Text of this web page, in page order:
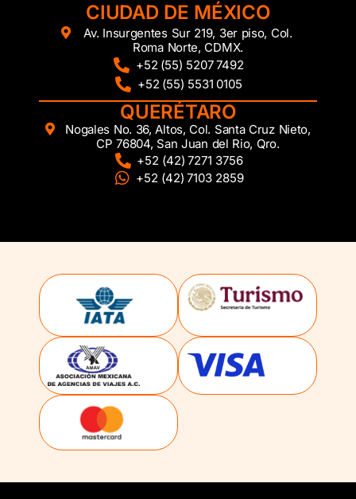
CIUDAD DE MÉXICO
Av. Insurgentes Sur 219, 3er piso, Col.
Roma Norte, CDMX.
+52 (55) 5207 7492
+52 (55) 5531 0105
QUERÉTARO
Nogales No. 36, Altos, Col. Santa Cruz Nieto,
CP 76804, San Juan del Rio, Qro.
+52 (42) 7271 3756
+52 (42) 7103 2859